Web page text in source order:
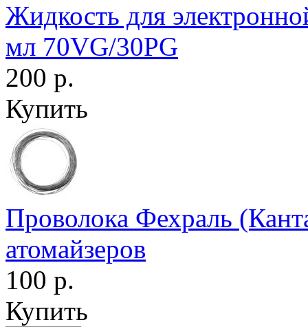
Жидкость для
мл 70VG/30PG
200 р.
Купить
Проволока Фехраль
атомайзеров
100 р.
Купить